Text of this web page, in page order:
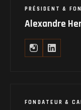
PRÉSIDENT &
Alexandre
FONDATEUR &